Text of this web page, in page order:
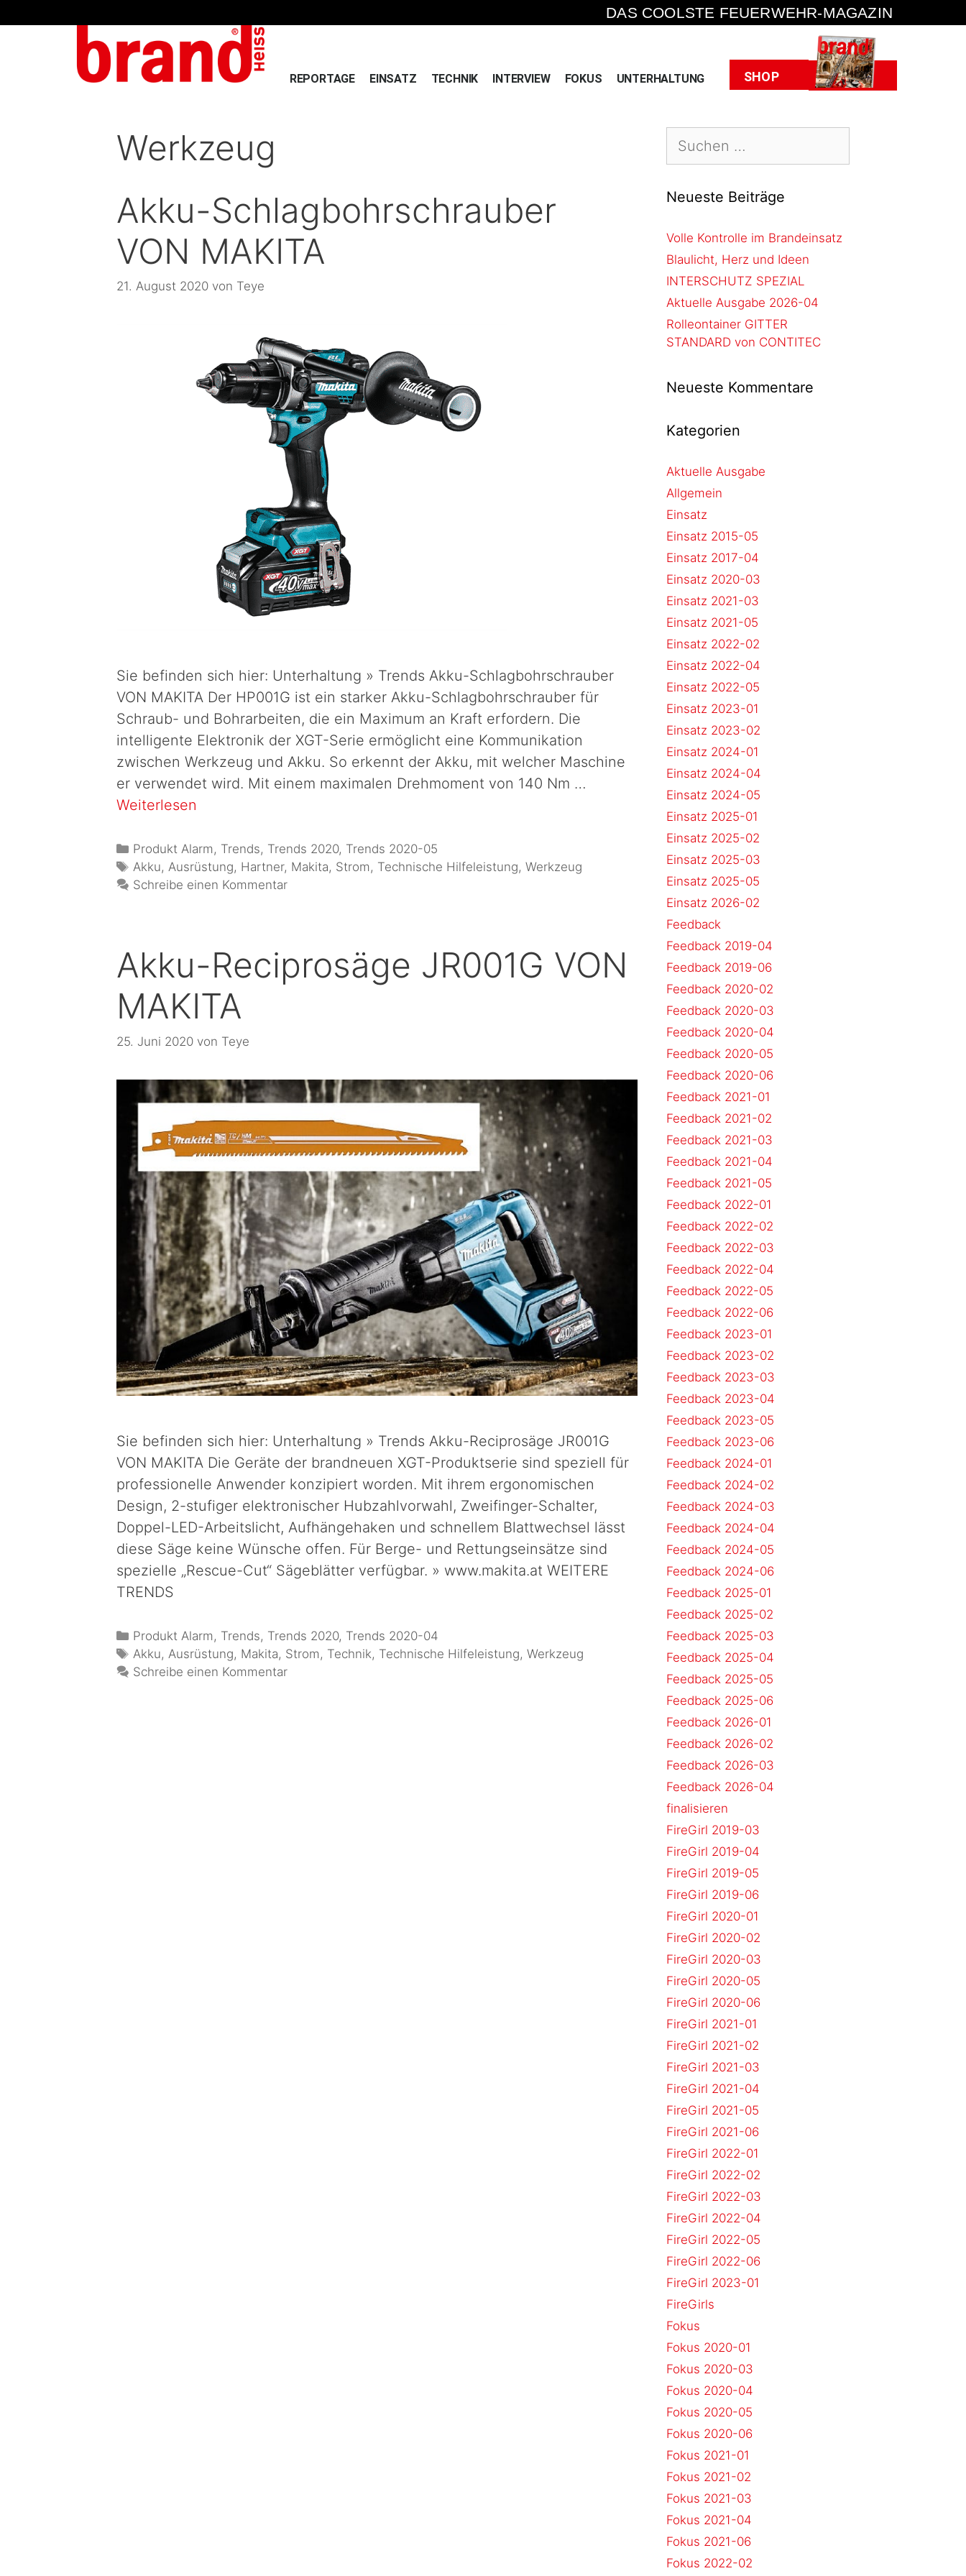
DAS COOLSTE FEUERWEHR-MAGAZIN
REPORTAGE EINSATZ TECHNIK INTERVIEW FOKUS UNTERHALTUNG SHOP Heft
Werkzeug
Akku-Schlagbohrschrauber
VON MAKITA
21. August 2020 von Teye
Sie befinden sich hier: Unterhaltung » Trends Akku-Schlagbohrschrauber
VON MAKITA Der HP001G ist ein starker Akku-Schlagbohrschrauber für
Schraub- und Bohrarbeiten, die ein Maximum an Kraft erfordern. Die
intelligente Elektronik der XGT-Serie ermöglicht eine Kommunikation
zwischen Werkzeug und Akku. So erkennt der Akku, mit welcher Maschine
er verwendet wird. Mit einem maximalen Drehmoment von 140 Nm …
Weiterlesen
Produkt Alarm, Trends, Trends 2020, Trends 2020-05
Akku,Ausrüstung, Hartner, Makita, Strom, Technische Hilfeleistung,Werkzeug
Schreibe einen Kommentar
Akku-Reciprosäge JR001G VON
MAKITA
25. Juni 2020 von Teye
Sie befinden sich hier: Unterhaltung » Trends Akku-Reciprosäge JR001G
VON MAKITA Die Geräte der brandneuen XGT-Produktserie sind speziell für
professionelle Anwender konzipiert worden. Mit ihrem ergonomischen
Design, 2-stufiger elektronischer Hubzahlvorwahl, Zweifinger-Schalter,
Doppel-LED-Arbeitslicht, Aufhängehaken und schnellem Blattwechsel lässt
diese Säge keine Wünsche offen. Für Berge- und Rettungseinsätze sind
spezielle „Rescue-Cut“ Sägeblätter verfügbar. » www.makita.at WEITERE
TRENDS
Produkt Alarm, Trends, Trends 2020, Trends 2020-04
Akku, Ausrüstung, Makita, Strom, Technik, Technische Hilfeleistung,Werkzeug
Schreibe einen Kommentar
Neueste Beiträge
Volle Kontrolle im Brandeinsatz
Blaulicht, Herz und Ideen
INTERSCHUTZ SPEZIAL
Aktuelle Ausgabe 2026-04
Rolleontainer GITTER
STANDARD von CONTITEC
Neueste Kommentare
Kategorien
Aktuelle Ausgabe
Allgemein
Einsatz
Einsatz 2015-05
Einsatz 2017-04
Einsatz 2020-03
Einsatz 2021-03
Einsatz 2021-05
Einsatz 2022-02
Einsatz 2022-04
Einsatz 2022-05
Einsatz 2023-01
Einsatz 2023-02
Einsatz 2024-01
Einsatz 2024-04
Einsatz 2024-05
Einsatz 2025-01
Einsatz 2025-02
Einsatz 2025-03
Einsatz 2025-05
Einsatz 2026-02
Feedback
Feedback 2019-04
Feedback 2019-06
Feedback 2020-02
Feedback 2020-03
Feedback 2020-04
Feedback 2020-05
Feedback 2020-06
Feedback 2021-01
Feedback 2021-02
Feedback 2021-03
Feedback 2021-04
Feedback 2021-05
Feedback 2022-01
Feedback 2022-02
Feedback 2022-03
Feedback 2022-04
Feedback 2022-05
Feedback 2022-06
Feedback 2023-01
Feedback 2023-02
Feedback 2023-03
Feedback 2023-04
Feedback 2023-05
Feedback 2023-06
Feedback 2024-01
Feedback 2024-02
Feedback 2024-03
Feedback 2024-04
Feedback 2024-05
Feedback 2024-06
Feedback 2025-01
Feedback 2025-02
Feedback 2025-03
Feedback 2025-04
Feedback 2025-05
Feedback 2025-06
Feedback 2026-01
Feedback 2026-02
Feedback 2026-03
Feedback 2026-04
finalisieren
FireGirl 2019-03
FireGirl 2019-04
FireGirl 2019-05
FireGirl 2019-06
FireGirl 2020-01
FireGirl 2020-02
FireGirl 2020-03
FireGirl 2020-05
FireGirl 2020-06
FireGirl 2021-01
FireGirl 2021-02
FireGirl 2021-03
FireGirl 2021-04
FireGirl 2021-05
FireGirl 2021-06
FireGirl 2022-01
FireGirl 2022-02
FireGirl 2022-03
FireGirl 2022-04
FireGirl 2022-05
FireGirl 2022-06
FireGirl 2023-01
FireGirls
Fokus
Fokus 2020-01
Fokus 2020-03
Fokus 2020-04
Fokus 2020-05
Fokus 2020-06
Fokus 2021-01
Fokus 2021-02
Fokus 2021-03
Fokus 2021-04
Fokus 2021-06
Fokus 2022-02